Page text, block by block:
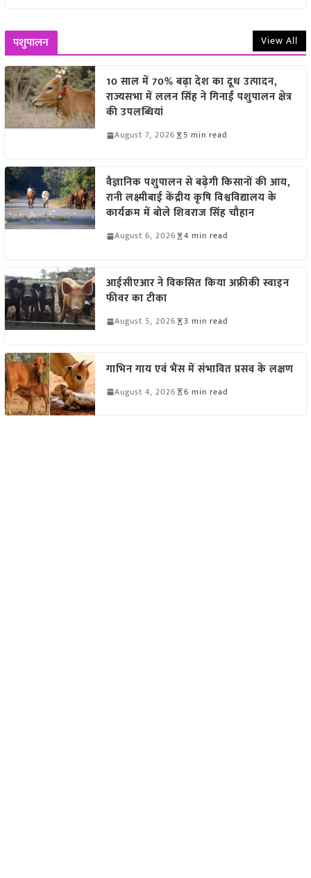
पशुपालन View All
10 साल में 70% बढ़ा देश का दूध उत्पादन,
राज्यसभा में ललन सिंह ने गिनाईं पशुपालन क्षेत्र
की उपलब्धियां
August 7, 2026 5 min read
वैज्ञानिक पशुपालन से बढ़ेगी किसानों की आय,
रानी लक्ष्मीबाई केंद्रीय कृषि विश्वविद्यालय के
कार्यक्रम में बोले शिवराज सिंह चौहान
August 6, 2026 4 min read
आईसीएआर ने विकसित किया अफ्रीकी स्वाइन
फीवर का टीका
August 5, 2026 3 min read
गाभिन गाय एवं भैंस में संभावित प्रसव के लक्षण
August 4, 2026 6 min read